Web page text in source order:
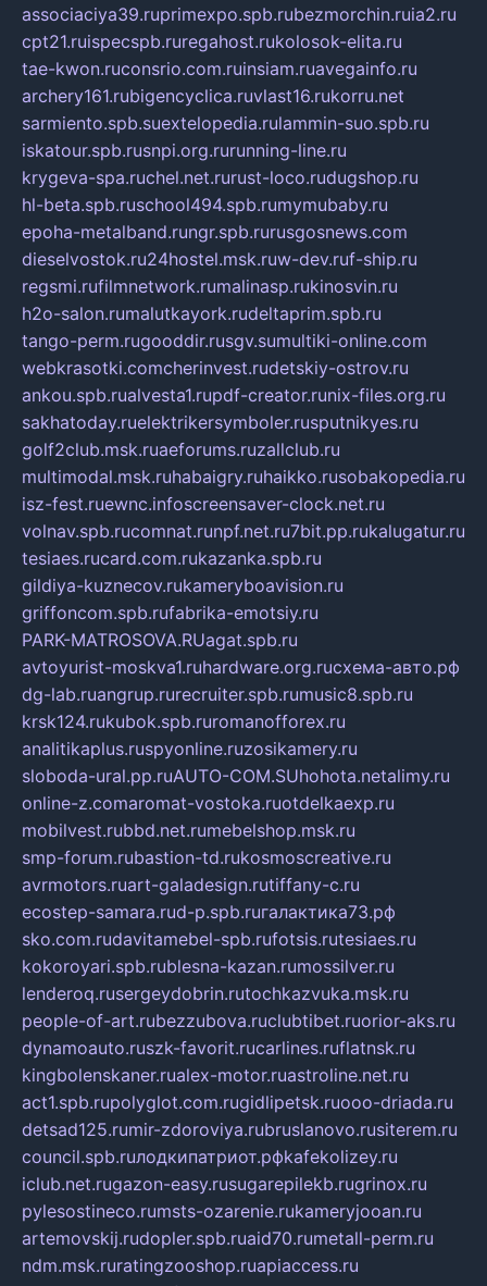
associaciya39.ruprimexpo.spb.rubezmorchin.ruia2.ru
cpt21.ruispecspb.ruregahost.rukolosok-elita.ru
tae-kwon.ruconsrio.com.ruinsiam.ruavegainfo.ru
archery161.rubigencyclica.ruvlast16.rukorru.net
sarmiento.spb.suextelopedia.rulammin-suo.spb.ru
iskatour.spb.rusnpi.org.rurunning-line.ru
krygeva-spa.ruchel.net.rurust-loco.rudugshop.ru
hl-beta.spb.ruschool494.spb.rumymubaby.ru
epoha-metalband.rungr.spb.rurusgosnews.com
dieselvostok.ru24hostel.msk.ruw-dev.ruf-ship.ru
regsmi.rufilmnetwork.rumalinasp.rukinosvin.ru
h2o-salon.rumalutkayork.rudeltaprim.spb.ru
tango-perm.rugooddir.rusgv.sumultiki-online.com
webkrasotki.comcherinvest.rudetskiy-ostrov.ru
ankou.spb.rualvesta1.rupdf-creator.runix-files.org.ru
sakhatoday.ruelektrikersymboler.rusputnikyes.ru
golf2club.msk.ruaeforums.ruzallclub.ru
multimodal.msk.ruhabaigry.ruhaikko.rusobakopedia.ru
isz-fest.ruewnc.infoscreensaver-clock.net.ru
volnav.spb.rucomnat.runpf.net.ru7bit.pp.rukalugatur.ru
tesiaes.rucard.com.rukazanka.spb.ru
gildiya-kuznecov.rukameryboavision.ru
griffoncom.spb.rufabrika-emotsiy.ru
PARK-MATROSOVA.RUagat.spb.ru
avtoyurist-moskva1.ruhardware.org.ruсхема-авто.рф
dg-lab.ruangrup.rurecruiter.spb.rumusic8.spb.ru
krsk124.rukubok.spb.ruromanofforex.ru
analitikaplus.ruspyonline.ruzosikamery.ru
sloboda-ural.pp.ruAUTO-COM.SUhohota.netalimy.ru
online-z.comaromat-vostoka.ruotdelkaexp.ru
mobilvest.rubbd.net.rumebelshop.msk.ru
smp-forum.rubastion-td.rukosmoscreative.ru
avrmotors.ruart-galadesign.rutiffany-c.ru
ecostep-samara.rud-p.spb.ruгалактика73.рф
sko.com.rudavitamebel-spb.rufotsis.rutesiaes.ru
kokoroyari.spb.rublesna-kazan.rumossilver.ru
lenderoq.rusergeydobrin.rutochkazvuka.msk.ru
people-of-art.rubezzubova.ruclubtibet.ruorior-aks.ru
dynamoauto.ruszk-favorit.rucarlines.ruflatnsk.ru
kingbolenskaner.rualex-motor.ruastroline.net.ru
act1.spb.rupolyglot.com.rugidlipetsk.ruooo-driada.ru
detsad125.rumir-zdoroviya.rubruslanovo.rusiterem.ru
council.spb.ruлодкипатриот.рфkafekolizey.ru
iclub.net.rugazon-easy.rusugarepilekb.rugrinox.ru
pylesostineco.rumsts-ozarenie.rukameryjooan.ru
artemovskij.rudopler.spb.ruaid70.rumetall-perm.ru
ndm.msk.ruratingzooshop.ruapiaccess.ru